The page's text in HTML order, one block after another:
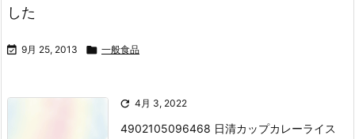
した
 9月 25, 2013  一般食品
 4月 3, 2022
4902105096468 日清カップカレーライス